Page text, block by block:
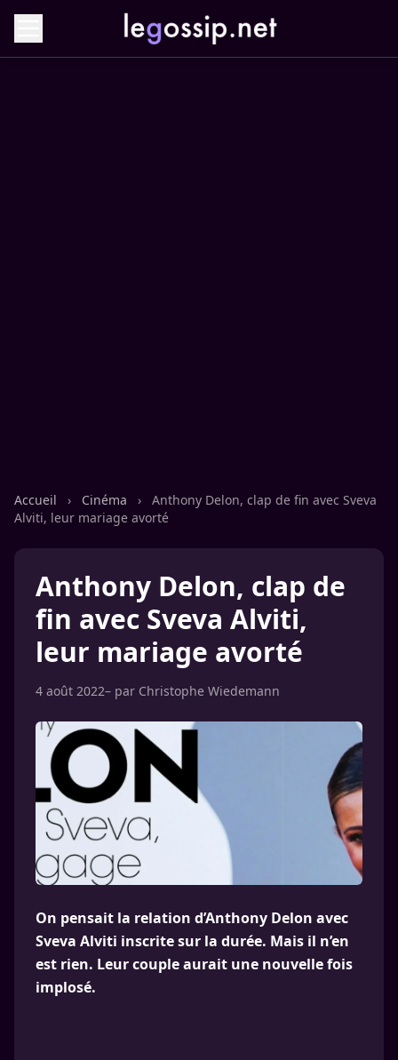
Accueil › Cinéma ›
Anthony Delon, clap de fin avec Sveva
Alviti, leur mariage avorté
Anthony Delon, clap de
fin avec Sveva Alviti,
leur mariage avorté
4 août 2022– par Christophe Wiedemann
On pensait la relation d’Anthony Delon avec
Sveva Alviti inscrite sur la durée. Mais il n’en
est rien. Leur couple aurait une nouvelle fois
implosé.